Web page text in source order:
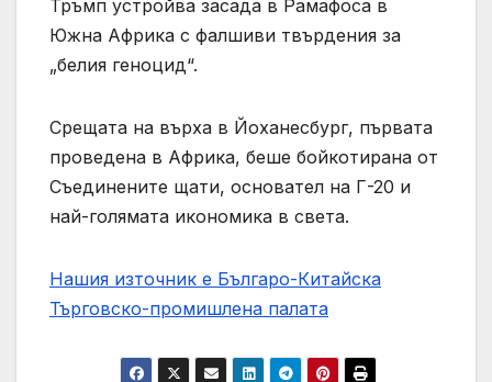
Тръмп устройва засада в Рамафоса в
Южна Африка с фалшиви твърдения за
„белия геноцид“.
Срещата на върха в Йоханесбург, първата
проведена в Африка, беше бойкотирана от
Съединените щати, основател на Г-20 и
най-голямата икономика в света.
Нашия източник е Българо-Китайска
Търговско-промишлена палaта